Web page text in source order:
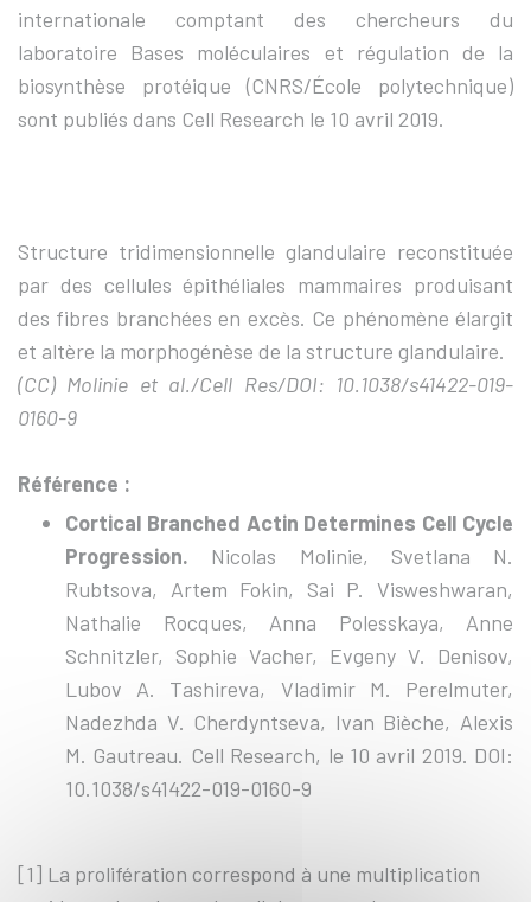
internationale comptant des chercheurs du
laboratoire Bases moléculaires et régulation de la
biosynthèse protéique (CNRS/École polytechnique)
sont publiés dans Cell Research le 10 avril 2019.
Structure tridimensionnelle glandulaire reconstituée
par des cellules épithéliales mammaires produisant
des fibres branchées en excès. Ce phénomène élargit
et altère la morphogénèse de la structure glandulaire.
(CC) Molinie et al./Cell Res/DOI: 10.1038/s41422-019-
0160-9
Référence :
Cortical Branched Actin Determines Cell Cycle
Progression. Nicolas Molinie, Svetlana N.
Rubtsova, Artem Fokin, Sai P. Visweshwaran,
Nathalie Rocques, Anna Polesskaya, Anne
Schnitzler, Sophie Vacher, Evgeny V. Denisov,
Lubov A. Tashireva, Vladimir M. Perelmuter,
Nadezhda V. Cherdyntseva, Ivan Bièche, Alexis
M. Gautreau. Cell Research, le 10 avril 2019. DOI:
10.1038/s41422-019-0160-9
[1] La prolifération correspond à une multiplication